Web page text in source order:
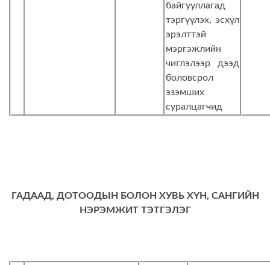
байгууллагад
тэргүүлэх, эсхүл
эрэлттэй
мэргэжлийн
чиглэлээр дээд
боловсрол
эзэмших
суралцагчид
ГАДААД, ДОТООДЫН БОЛОН ХУВЬ ХҮН, САНГИЙН
НЭРЭМЖИТ ТЭТГЭЛЭГ